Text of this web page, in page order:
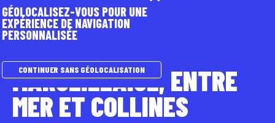
BIODIVERSITÉ
MARSEILLAISE, ENTRE
MER ET COLLINES
GÉOLOCALISEZ-VOUS POUR UNE
EXPÉRIENCE DE NAVIGATION
PERSONNALISÉE
CONTINUER SANS GÉOLOCALISATION